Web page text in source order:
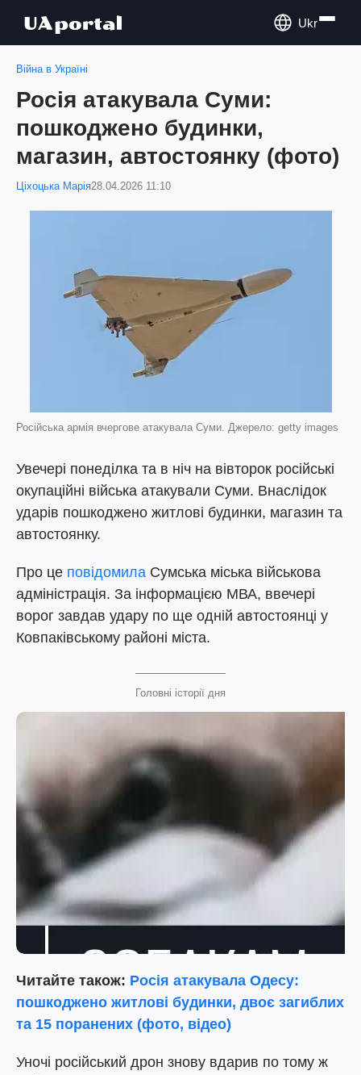
Ukr
Війна в Україні
Росія атакувала Суми:
пошкоджено будинки,
магазин, автостоянку (фото)
Ціхоцька Марія28.04.2026 11:10
Російська армія вчергове атакувала Суми. Джерело: getty images
Увечері понеділка та в ніч на вівторок російські
окупаційні війська атакували Суми. Внаслідок
ударів пошкоджено житлові будинки, магазин та
автостоянку.
Про це повідомила Сумська міська військова
адміністрація. За інформацією МВА, ввечері
ворог завдав удару по ще одній автостоянці у
Ковпаківському районі міста.
Головні історії дня
Читайте також: Росія атакувала Одесу:
пошкоджено житлові будинки, двоє загиблих
та 15 поранених (фото, відео)
Уночі російський дрон знову вдарив по тому ж